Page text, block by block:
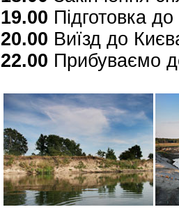
19.00 Підготовка до
20.00 Виїзд до
22.00 Прибуваємо